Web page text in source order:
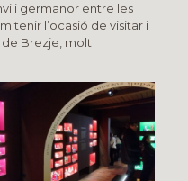
i germanor entre les
tenir l’ocasió de visitar i
Brezje, molt